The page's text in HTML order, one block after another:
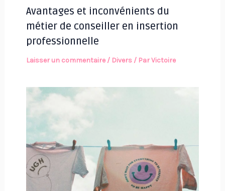
Avantages et inconvénients du
métier de conseiller en insertion
professionnelle
Laisser un commentaire / Divers/ ParVictoire